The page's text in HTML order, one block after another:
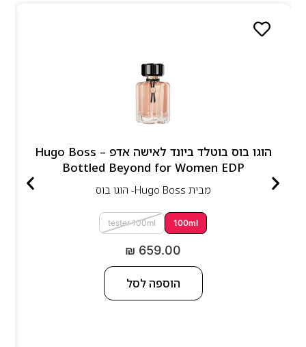
הוגו בוס בוטלד ביונד לאישה אדפ – Hugo Boss
Bottled Beyond for Women EDP
מבית Hugo Boss- הוגו בוס
100ml
tester 100ml
₪ 659.00
הוספה לסל